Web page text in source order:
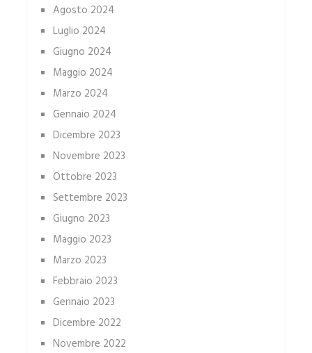
Agosto 2024
Luglio 2024
Giugno 2024
Maggio 2024
Marzo 2024
Gennaio 2024
Dicembre 2023
Novembre 2023
Ottobre 2023
Settembre 2023
Giugno 2023
Maggio 2023
Marzo 2023
Febbraio 2023
Gennaio 2023
Dicembre 2022
Novembre 2022